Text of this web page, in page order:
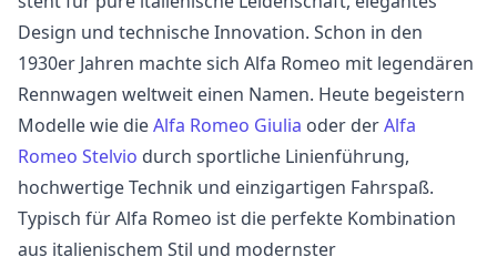
Design und technische Innovation. Schon in den
1930er Jahren machte sich Alfa Romeo mit legendären
Rennwagen weltweit einen Namen. Heute begeistern
Modelle wie dieAlfa Romeo Giulia oder derAlfa
Romeo Stelvio durch sportliche Linienführung,
hochwertige Technik und einzigartigen Fahrspaß.
Typisch für Alfa Romeo ist die perfekte Kombination
aus italienischem Stil und modernster